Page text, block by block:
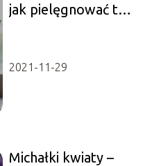
jak pielęgnować tę
2021-11-29
Michałki kwiaty –